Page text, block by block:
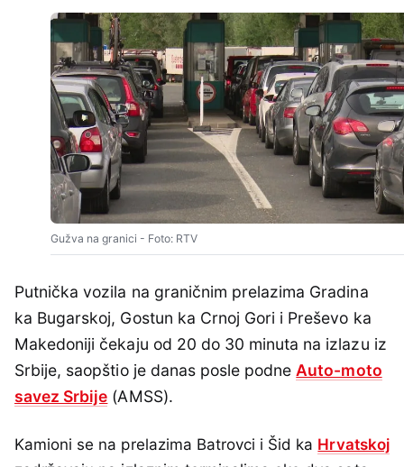
Gužva na granici - Foto: RTV
Putnička vozila na graničnim prelazima Gradina
ka Bugarskoj, Gostun ka Crnoj Gori i Preševo ka
Makedoniji čekaju od 20 do 30 minuta na izlazu iz
Srbije, saopštio je danas posle podne Auto-moto
savez Srbije (AMSS).
Kamioni se na prelazima Batrovci i Šid ka Hrvatskoj